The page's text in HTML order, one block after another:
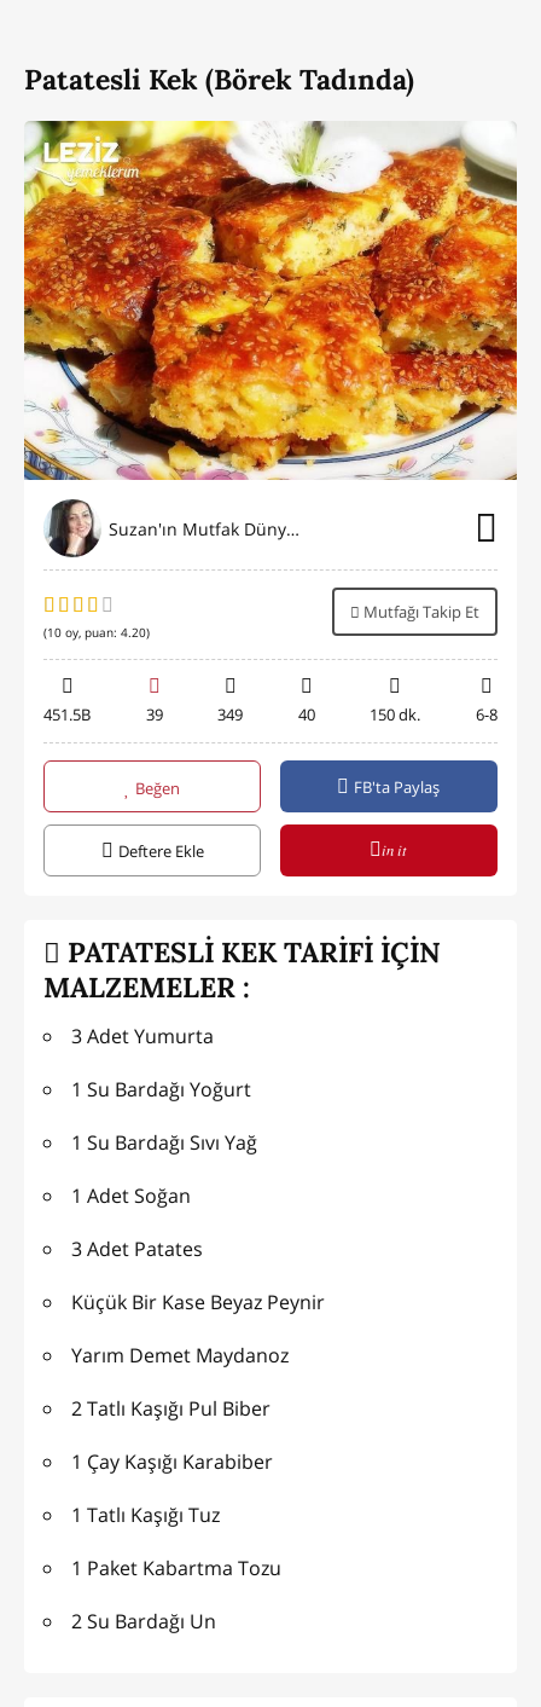
Patatesli Kek (Börek Tadında)
Suzan'ın Mutfak Dünyası
(10 oy, puan: 4.20)
Mutfağı Takip Et
451.5B 39 349 40 150 dk. 6-8
Beğen FB'ta Paylaş
Deftere Ekle in it
PATATESLİ KEK TARİFİ İÇİN
MALZEMELER :
3 Adet Yumurta
1 Su Bardağı Yoğurt
1 Su Bardağı Sıvı Yağ
1 Adet Soğan
3 Adet Patates
Küçük Bir Kase Beyaz Peynir
Yarım Demet Maydanoz
2 Tatlı Kaşığı Pul Biber
1 Çay Kaşığı Karabiber
1 Tatlı Kaşığı Tuz
1 Paket Kabartma Tozu
2 Su Bardağı Un